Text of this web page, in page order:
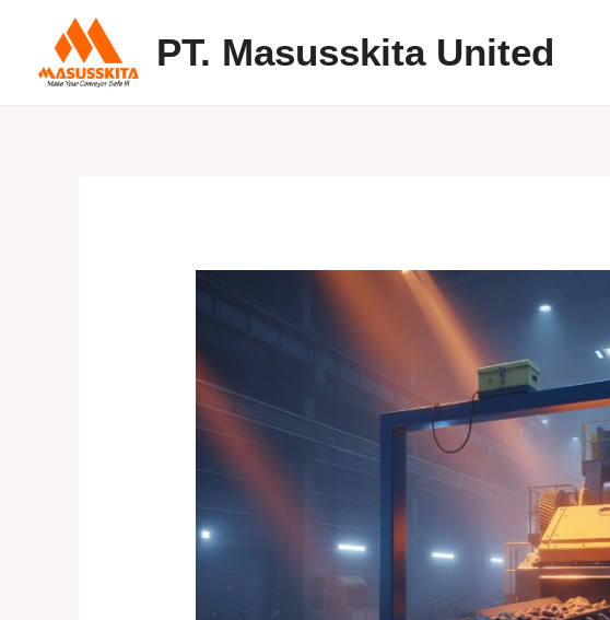
content
PT. Masusskita United